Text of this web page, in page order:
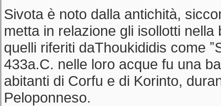
Sivota è noto dalla antichità,
metta in relazione gli isollotti nella
quelli riferiti daThoukididis come
433a.C. nelle loro acque fu una
abitanti di Corfu e di Korinto,
Peloponneso.